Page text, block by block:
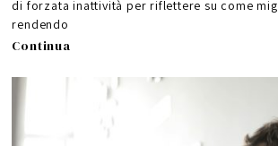
di forzata inattività per riflettere su come
rendendo
Continua